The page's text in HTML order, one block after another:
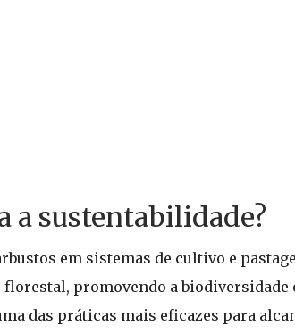
a sustentabilidade?
em sistemas de cultivo e
promovendo a biodiversidade
das práticas mais eficazes para